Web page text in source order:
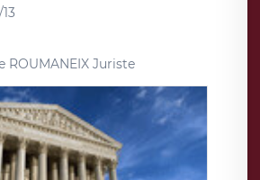
ROUMANEIX Juriste